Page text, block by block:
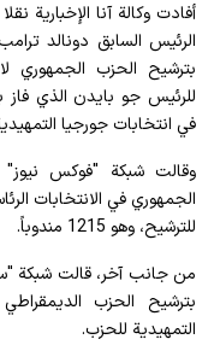
أفادت وکالة آنا الإخباریة
الرئيس السابق دونالد
بترشيح الحزب الجمهوري
للرئيس جو بايدن الذي فاز
في انتخابات جورجيا
وقالت شبكة "فوكس نيوز"
الجمهوري في الانتخابات
للترشيح، وهو 1215 مندوباً.
من جانب آخر، قالت شبكة
بترشيح الحزب
التمهيدية للحزب.